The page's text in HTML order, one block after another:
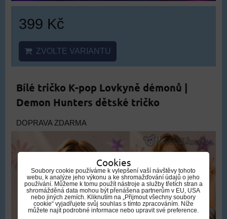
399 Kč
ZVOLTE VARIANTU
Bílé tričko K-pop Lovkyně démonů |
Demon Hunters dětské tričko
DOPRAVA ZDARMA
Cookies
Soubory cookie používáme k vylepšení vaší návštěvy tohoto
webu, k analýze jeho výkonu a ke shromažďování údajů o jeho
používání. Můžeme k tomu použít nástroje a služby třetích stran a
shromážděná data mohou být přenášena partnerům v EU, USA
nebo jiných zemích. Kliknutím na „Přijmout všechny soubory
cookie“ vyjadřujete svůj souhlas s tímto zpracováním. Níže
můžete najít podrobné informace nebo upravit své preference.